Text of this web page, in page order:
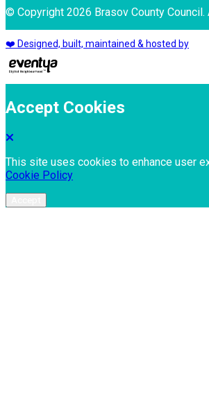
© Copyright 2026 Brasov County
❤️ Designed, built, maintained & hosted by
Accept Cookies
This site uses cookies to enhance user
Cookie Policy